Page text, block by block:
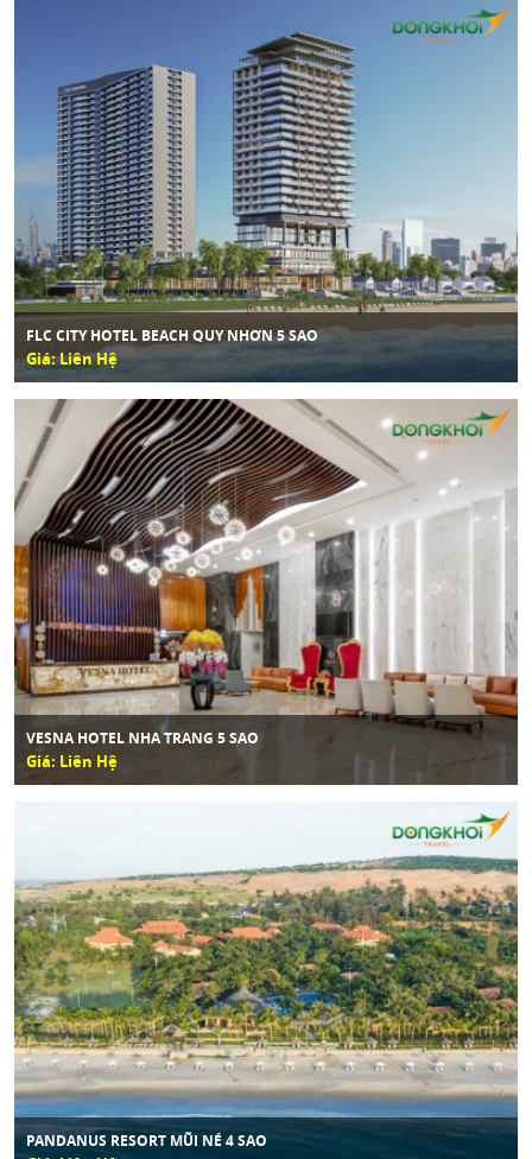
FLC CITY HOTEL BEACH QUY NHƠN 5 SAO
Giá: Liên Hệ
VESNA HOTEL NHA TRANG 5 SAO
Giá: Liên Hệ
PANDANUS RESORT MŨI NÉ 4 SAO